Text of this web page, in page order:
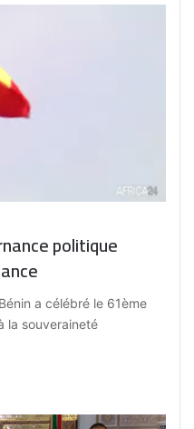
politique
a célébré le 61ème
la souveraineté